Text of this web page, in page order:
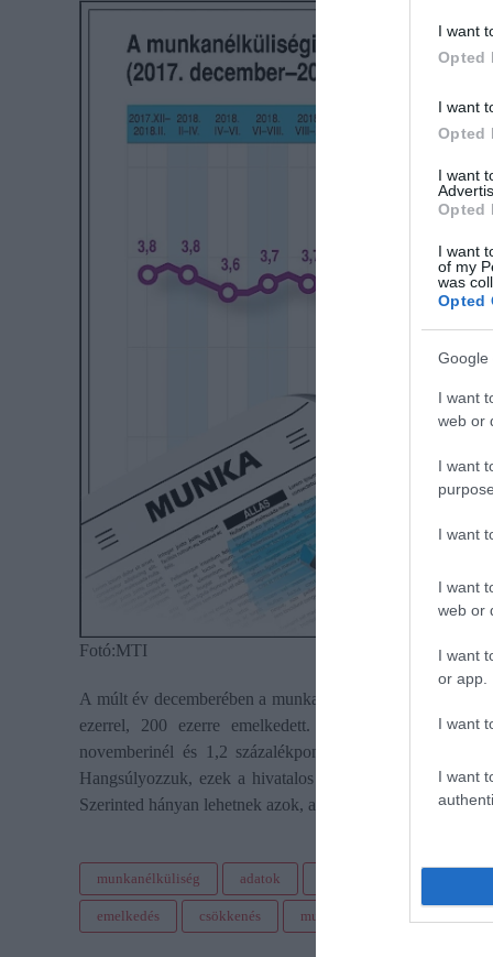
I want
Opted
I want
Opted
I want
Opted
I want
of my
was
Opted
Google
I want
web or
I want
I want
I want
web or
I want
or app.
I want
I want
Fotó:MTI
A múlt év decemberében a munkanélküliek száma egy
ezerrel, 200 ezerre emelkedett. A 4,3 százalékos
novemberinél és 1,2 százalékponttal az egy évvel
Hangsúlyozzuk, ezek a hivatalos adatok, a
Szerinted hányan lehetnek azok, akik kimaradtak az
munkanélküliség adatok
emelkedés csökkenés munkahely